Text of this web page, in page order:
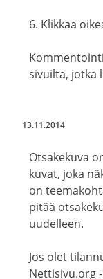
6. Klikkaa
sivuilta, jotka
13.11.2014
Otsakekuva
kuvat, joka
on
pitää
uudelleen.
Jos olet
Nettisivu.org